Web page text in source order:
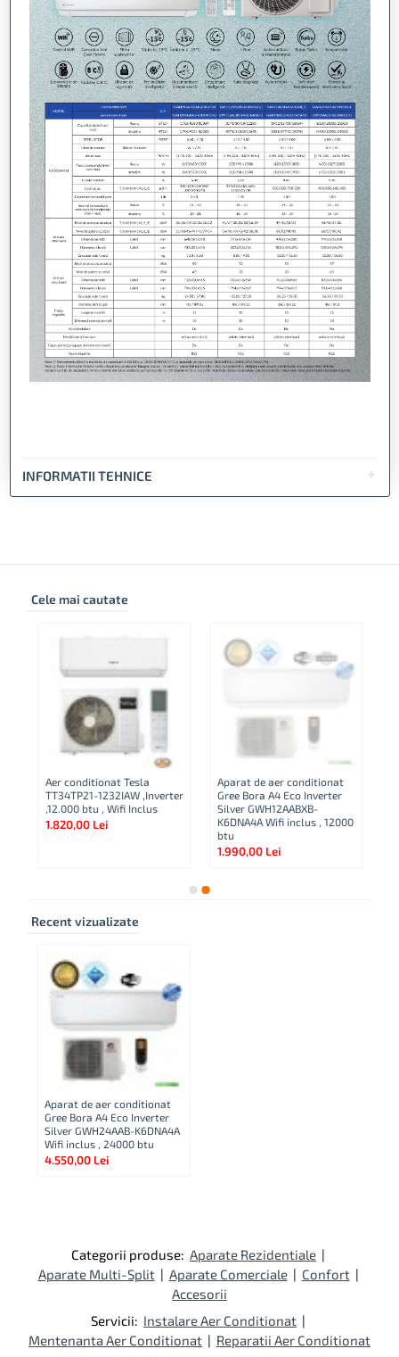
INFORMATII TEHNICE
Cele mai cautate
Aer conditionat Tesla
TT34TP21-1232IAW ,Inverter
,12.000 btu , Wifi Inclus
1.820,00 Lei
Aparat de aer conditionat
Gree Bora A4 Eco Inverter
Silver GWH12AABXB-
K6DNA4A Wifi inclus , 12000
btu
1.990,00 Lei
Recent vizualizate
Aparat de aer conditionat
Gree Bora A4 Eco Inverter
Silver GWH24AAB-K6DNA4A
Wifi inclus , 24000 btu
4.550,00 Lei
Categorii produse: Aparate Rezidentiale |
Aparate Multi-Split| Aparate Comerciale| Confort|
Accesorii
Servicii: Instalare Aer Conditionat |
Mentenanta Aer Conditionat | Reparatii Aer Conditionat